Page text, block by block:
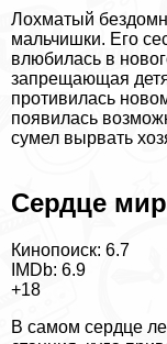
Лохматый
мальчишки. Его
влюбилась в
запрещающая
противилась
появилась
сумел вырвать
Сердце
Кинопоиск: 6.7
IMDb: 6.9
+18
В самом сердце